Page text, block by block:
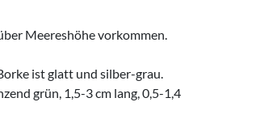
Meereshöhe vorkommen.
ist glatt und silber-grau.
grün, 1,5-3 cm lang, 0,5-1,4